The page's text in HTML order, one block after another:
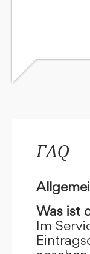
FAQ
Was ist
Im